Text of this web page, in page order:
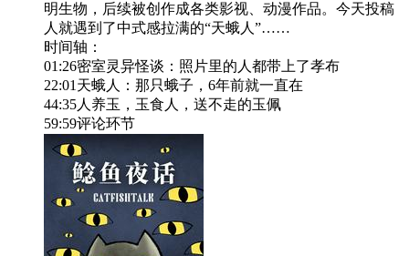
明生物，后续被创作成各类影视、动漫作品。今天投稿
人就遇到了中式感拉满的“天蛾人”……
时间轴：
01:26密室灵异怪谈：照片里的人都带上了孝布
22:01天蛾人：那只蛾子，6年前就一直在
44:35人养玉，玉食人，送不走的玉佩
59:59评论环节